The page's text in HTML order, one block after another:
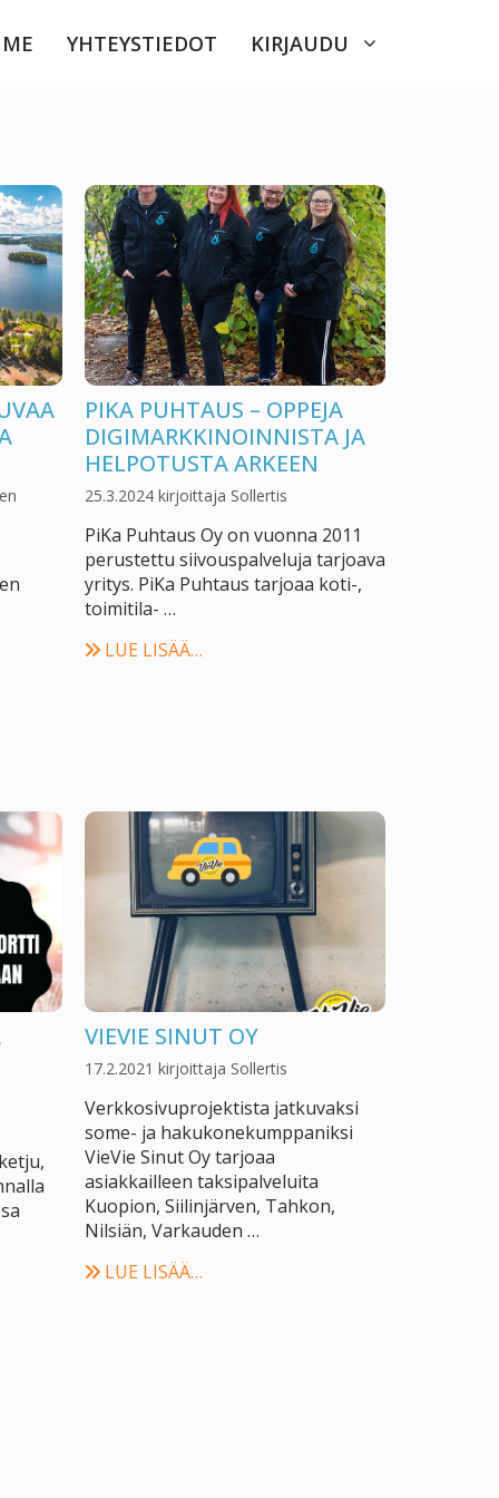
ME YHTEYSTIEDOT KIRJAUDU
PIKA PUHTAUS – OPPEJA
DIGIMARKKINOINNISTA JA
HELPOTUSTA ARKEEN
25.3.2024 kirjoittaja Sollertis
PiKa Puhtaus Oy on vuonna 2011
perustettu siivouspalveluja tarjoava
yritys. PiKa Puhtaus tarjoaa koti-,
toimitila- …
LUE LISÄÄ…
VIEVIE SINUT OY
17.2.2021 kirjoittaja Sollertis
Verkkosivu­projektista jatkuvaksi
some- ja hakukone­kumppaniksi
VieVie Sinut Oy tarjoaa
asiakkailleen taksipalveluita
Kuopion, Siilinjärven, Tahkon,
Nilsiän, Varkauden …
LUE LISÄÄ…